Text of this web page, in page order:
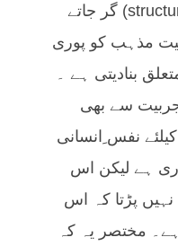
مذہب کے تمام ڈھانچے(structures) گر جاتے
مذہب کو پوری
بنادیتی ہے ۔
سے بھی
کیلئے نفس ِانسانی
ہے لیکن اس
پڑتا کہ اس
مختصر یہ کہ